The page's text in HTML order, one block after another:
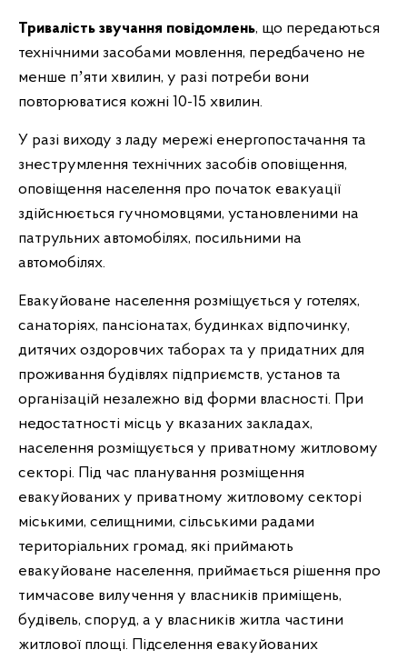
Тривалість звучання повідомлень, що передаються
технічними засобами мовлення, передбачено не
менше пʼяти хвилин, у разі потреби вони
повторюватися кожні 10-15 хвилин.
У разі виходу з ладу мережі енергопостачання та
знеструмлення технічних засобів оповіщення,
оповіщення населення про початок евакуації
здійснюється гучномовцями, установленими на
патрульних автомобілях, посильними на
автомобілях.
Евакуйоване населення розміщується у готелях,
санаторіях, пансіонатах, будинках відпочинку,
дитячих оздоровчих таборах та у придатних для
проживання будівлях підприємств, установ та
організацій незалежно від форми власності. При
недостатності місць у вказаних закладах,
населення розміщується у приватному житловому
секторі. Під час планування розміщення
евакуйованих у приватному житловому секторі
міськими, селищними, сільськими радами
територіальних громад, які приймають
евакуйоване населення, приймається рішення про
тимчасове вилучення у власників приміщень,
будівель, споруд, а у власників житла частини
житлової площі. Підселення евакуйованих